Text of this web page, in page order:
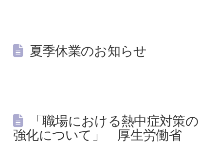
夏季休業のお知らせ
「職場における熱中症対策の
強化について」 厚生労働省